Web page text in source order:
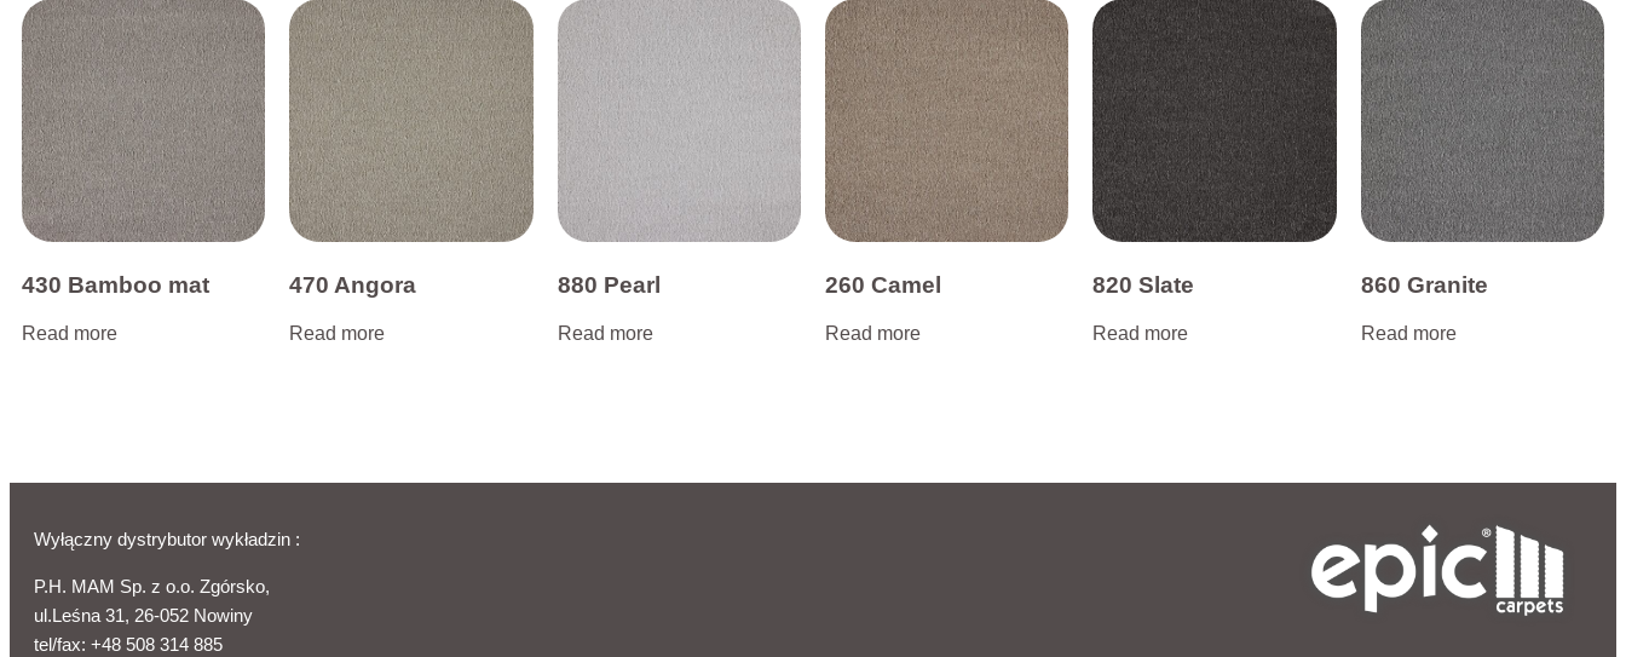
430 Bamboo mat
Read more
470 Angora
Read more
880 Pearl
Read more
260 Camel
Read more
820 Slate
Read more
860 Granite
Read more
Wyłączny dystrybutor wykładzin :
P.H. MAM Sp. z o.o. Zgórsko,
ul.Leśna 31, 26-052 Nowiny
tel/fax: +48 508 314 885